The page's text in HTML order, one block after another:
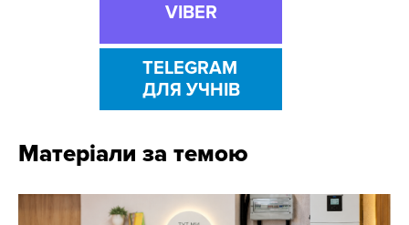
VIBER
TELEGRAM
ДЛЯ УЧНІВ
Матеріали за темою